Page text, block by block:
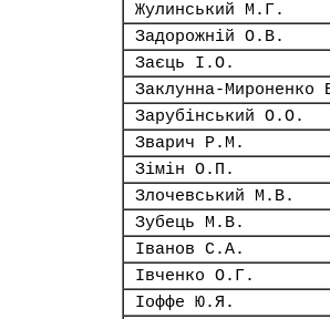
Жулинський М.Г.
Задорожній О.В.
Заєць І.О.
Заклунна-Мироненко
Зарубінський О.О.
Зварич Р.М.
Зімін О.П.
Злочевський М.В.
Зубець М.В.
Іванов С.А.
Івченко О.Г.
Іоффе Ю.Я.